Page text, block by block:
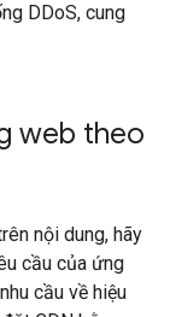
DDoS, cung
web theo
nội dung, hãy
cầu của ứng
cầu về hiệu